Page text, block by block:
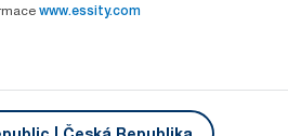
www.essity.com